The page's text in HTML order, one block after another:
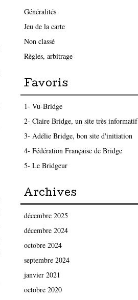
Généralités
Jeu de la carte
Non classé
Règles, arbitrage
Favoris
1- Vu-Bridge
2- Claire Bridge, un site très informatif
3- Adélie Bridge, bon site d'initiation
4- Fédération Française de Bridge
5- Le Bridgeur
Archives
décembre 2025
décembre 2024
octobre 2024
septembre 2024
janvier 2021
octobre 2020